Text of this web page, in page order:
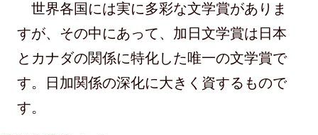
世界各国には実に多彩な文学賞がありま
すが、その中にあって、加日文学賞は日本
とカナダの関係に特化した唯一の文学賞で
す。日加関係の深化に大きく資するもので
す。